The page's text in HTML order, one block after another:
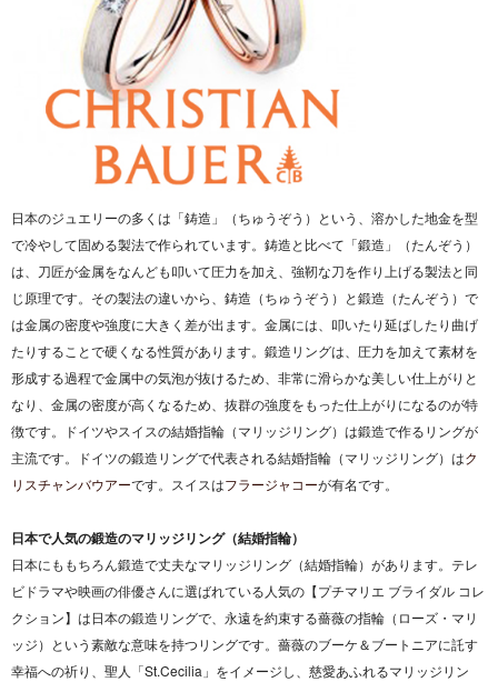
日本のジュエリーの多くは「鋳造」（ちゅうぞう）という、溶かした地金を型
で冷やして固める製法で作られています。鋳造と比べて「鍛造」（たんぞう）
は、刀匠が金属をなんども叩いて圧力を加え、強靭な刀を作り上げる製法と同
じ原理です。その製法の違いから、鋳造（ちゅうぞう）と鍛造（たんぞう）で
は金属の密度や強度に大きく差が出ます。金属には、叩いたり延ばしたり曲げ
たりすることで硬くなる性質があります。鍛造リングは、圧力を加えて素材を
形成する過程で金属中の気泡が抜けるため、非常に滑らかな美しい仕上がりと
なり、金属の密度が高くなるため、抜群の強度をもった仕上がりになるのが特
徴です。ドイツやスイスの結婚指輪（マリッジリング）は鍛造で作るリングが
主流です。ドイツの鍛造リングで代表される結婚指輪（マリッジリング）はク
リスチャンバウアーです。スイスはフラージャコーが有名です。
日本で人気の鍛造のマリッジリング（結婚指輪）
日本にももちろん鍛造で丈夫なマリッジリング（結婚指輪）があります。テレ
ビドラマや映画の俳優さんに選ばれている人気の【プチマリエ ブライダル コレ
クション】は日本の鍛造リングで、永遠を約束する薔薇の指輪（ローズ・マリ
ッジ）という素敵な意味を持つリングです。薔薇のブーケ＆ブートニアに託す
幸福への祈り、聖人「St.Cecilia」をイメージし、慈愛あふれるマリッジリン